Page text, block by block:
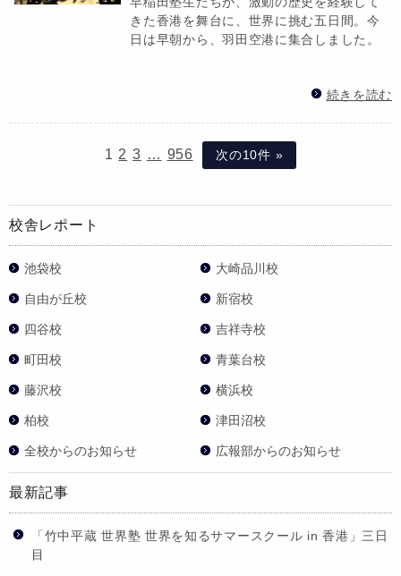
きた香港を舞台に、世界に挑む五日間。今
日は早朝から、羽田空港に集合しました。
続きを読む
1 2 3 … 956 次の10件 »
校舎レポート
池袋校 大崎品川校
自由が丘校 新宿校
四谷校 吉祥寺校
町田校 青葉台校
藤沢校 横浜校
柏校 津田沼校
全校からのお知らせ 広報部からのお知らせ
最新記事
「竹中平蔵 世界塾 世界を知るサマースクール in 香港」三日
目